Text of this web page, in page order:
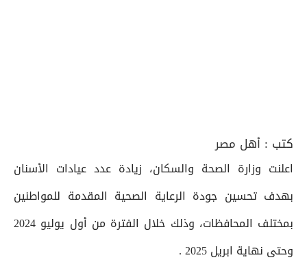
كتب : أهل مصر
اعلنت وزارة الصحة والسكان، زيادة عدد عيادات الأسنان
بهدف تحسين جودة الرعاية الصحية المقدمة للمواطنين
بمختلف المحافظات، وذلك خلال الفترة من أول يوليو 2024
وحتى نهاية ابريل 2025 .